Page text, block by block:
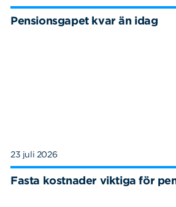
Pensionsgapet kvar än idag
23 juli 2026
Fasta kostnader viktiga för